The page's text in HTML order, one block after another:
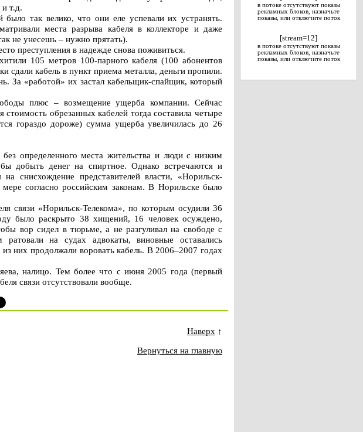
т.д.
так велико, что они еле успевали их устранять.
места разрыва кабеля в коллекторе и даже
не унесешь – нужно прятать).
преступления в надежде снова поживиться.
105 метров 100-парного кабеля (100 абонентов
сдали кабель в пункт приема металла, деньги пропили.
За «работой» их застал кабельщик-спайщик, который
плюс – возмещение ущерба компании. Сейчас
обрезанных кабелей тогда составила четыре
гораздо дороже) сумма ущерба увеличилась до 26
определенного места жительства и люди с низким
добыть денег на спиртное. Однако встречаются и
снисхождение представителей власти, «Норильск-
согласно российским законам. В Норильске было
связи «Норильск-Телекома», по которым осудили 36
было раскрыто 38 хищений, 16 человек осуждено,
вор сидел в тюрьме, а не разгуливал на свободе с
на судах адвокаты, виновные оставались
них продолжали воровать кабель. В 2006–2007 годах
налицо. Тем более что с июня 2005 года (первый
связи отсутствовали вообще.
Наверх ↑
Вернуться на главную
в потоке отсутствуют показы
рекламных блоков, назначьте
показы, или отключите поток
[stream=12]
в потоке отсутствуют показы
рекламных блоков, назначьте
показы, или отключите поток